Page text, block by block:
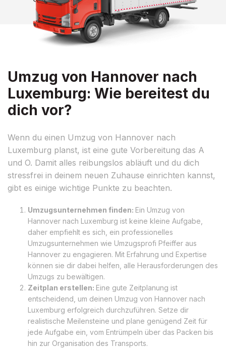
Umzug von Hannover nach
Luxemburg: Wie bereitest du
dich vor?
Wenn du einen Umzug von Hannover nach
Luxemburg planst, ist eine gute Vorbereitung das A
und O. Damit alles reibungslos abläuft und du dich
stressfrei in deinem neuen Zuhause einrichten kannst,
gibt es einige wichtige Punkte zu beachten.
Umzugsunternehmen finden: Ein Umzug von
Hannover nach Luxemburg ist keine kleine Aufgabe,
daher empfiehlt es sich, ein professionelles
Umzugsunternehmen wie Umzugsprofi Pfeiffer aus
Hannover zu engagieren. Mit Erfahrung und Expertise
können sie dir dabei helfen, alle Herausforderungen des
Umzugs zu bewältigen.
Zeitplan erstellen: Eine gute Zeitplanung ist
entscheidend, um deinen Umzug von Hannover nach
Luxemburg erfolgreich durchzuführen. Setze dir
realistische Meilensteine und plane genügend Zeit für
jede Aufgabe ein, vom Entrümpeln über das Packen bis
hin zur Organisation des Transports.